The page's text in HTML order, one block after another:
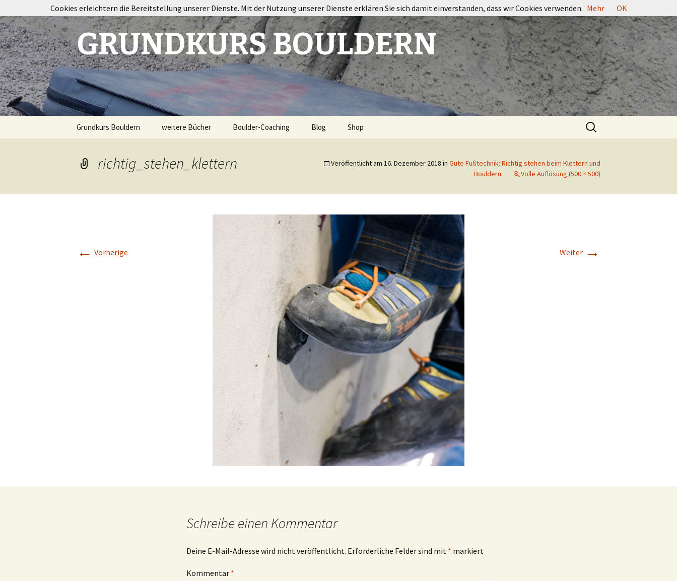
GRUNDKURS BOULDERN
Grundkurs Bouldern weitere Bücher
Bouldertraining
Destination
Boulder-Coaching Blog Shop
Suchen
nach:
richtig_stehen_klettern Veröffentlicht am 16. Dezember 2018 in Gute Fußtechnik: Richtig stehen beim Klettern und
Bouldern. Volle Auflösung (500 × 500)
← Vorherige Weiter →
Schreibe einen Kommentar
Deine E-Mail-Adresse wird nicht veröffentlicht. Erforderliche Felder sind mit * markiert
Kommentar *
Cookies erleichtern die Bereitstellung unserer Dienste. Mit der Nutzung unserer Dienste erklären Sie sich damit einverstanden, dass wir Cookies verwenden. Mehr OK